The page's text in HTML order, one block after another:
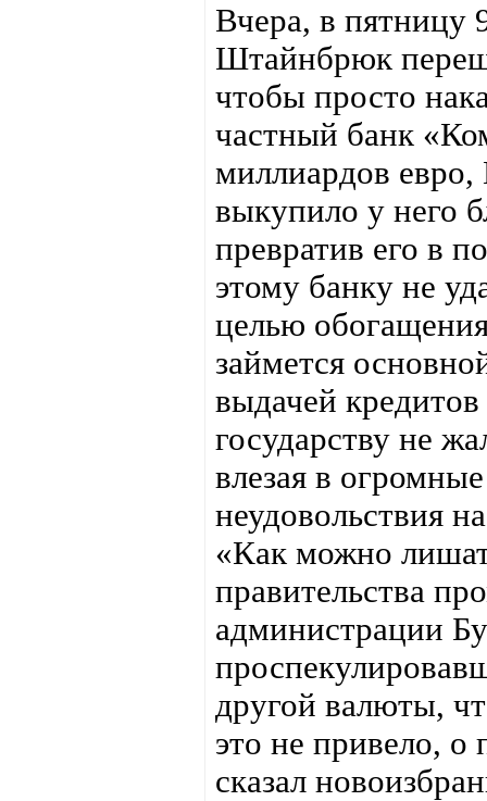
Вчера, в пятницу
Штайнбрюк
чтобы просто
частный банк
миллиардов
выкупило у него
превратив его в
этому банку не
целью
займется
выдачей
государству не
влезая в
неудовольствия
«Как можно
правительства
администрации
другой валюты,
это не привело, о
сказал